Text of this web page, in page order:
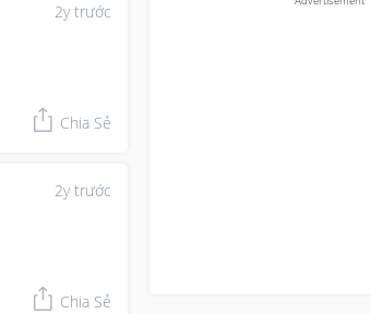
2y trước
Chia Sẻ
2y trước
Chia Sẻ